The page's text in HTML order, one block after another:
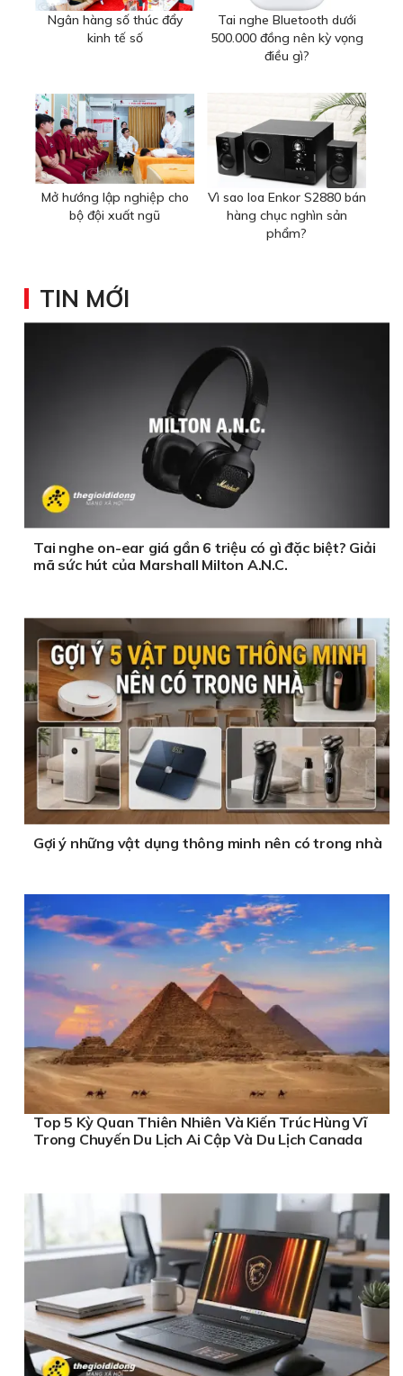
Ngân hàng số thúc đẩy
kinh tế số
Tai nghe Bluetooth dưới
500.000 đồng nên kỳ vọng
điều gì?
Mở hướng lập nghiệp cho
bộ đội xuất ngũ
Vì sao loa Enkor S2880 bán
hàng chục nghìn sản
phẩm?
TIN MỚI
Tai nghe on-ear giá gần 6 triệu có gì đặc biệt? Giải
mã sức hút của Marshall Milton A.N.C.
Gợi ý những vật dụng thông minh nên có trong nhà
Top 5 Kỳ Quan Thiên Nhiên Và Kiến Trúc Hùng Vĩ
Trong Chuyến Du Lịch Ai Cập Và Du Lịch Canada